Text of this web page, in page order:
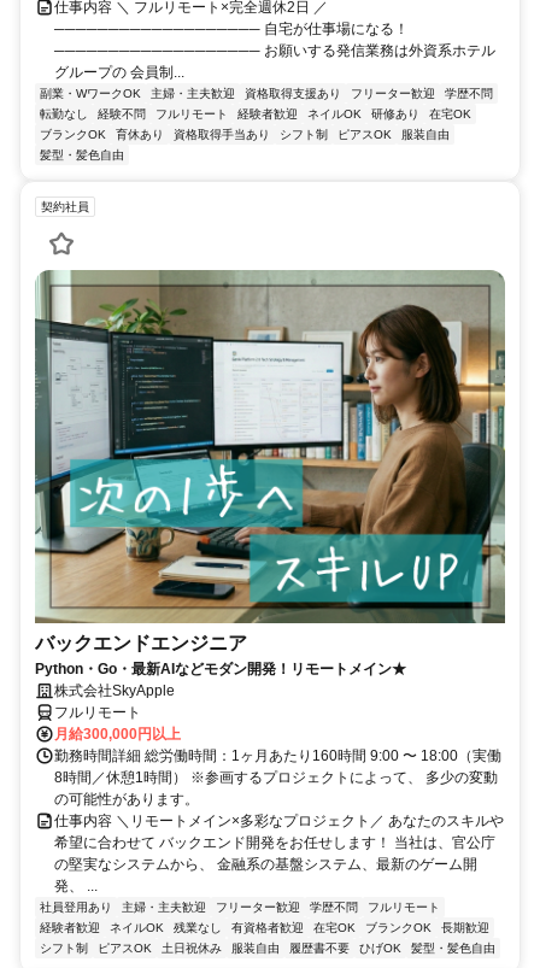
仕事内容 ＼ フルリモート×完全週休2日 ／
─────────────────── 自宅が仕事場になる！
─────────────────── お願いする発信業務は外資系ホテル
グループの 会員制...
副業・WワークOK 主婦・主夫歓迎 資格取得支援あり フリーター歓迎
学歴不問
転勤なし
経験不問 フルリモート 経験者歓迎 ネイルOK 研修あり
在宅OK
ブランクOK
育休あり 資格取得手当あり シフト制 ピアスOK
服装自由
髪型・髪色自由
契約社員
バックエンドエンジニア
Python・Go・最新AIなどモダン開発！リモートメイン★
株式会社SkyApple
フルリモート
月給300,000円以上
勤務時間詳細 総労働時間：1ヶ月あたり160時間 9:00 〜 18:00（実働
8時間／休憩1時間） ※参画するプロジェクトによって、 多少の変動
の可能性があります。
仕事内容 ＼リモートメイン×多彩なプロジェクト／ あなたのスキルや
希望に合わせて バックエンド開発をお任せします！ 当社は、官公庁
の堅実なシステムから、 金融系の基盤システム、最新のゲーム開
発、 ...
社員登用あり 主婦・主夫歓迎 フリーター歓迎 学歴不問
フルリモート
経験者歓迎
ネイルOK 残業なし 有資格者歓迎 在宅OK ブランクOK
長期歓迎
シフト制
ピアスOK 土日祝休み 服装自由 履歴書不要 ひげOK 髪型・髪色自由